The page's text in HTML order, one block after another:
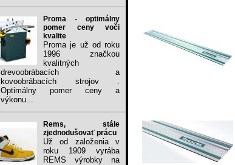
Proma - optimálny
pomer ceny voči
kvalite
Proma je už od roku
1996 značkou
kvalitných
drevoobrábacích a
kovoobrábacích strojov .
Optimálny pomer ceny a
výkonu...
Rems, stále
zjednodušovať prácu
Už od založenia v
roku 1909 vyrába
REMS výrobky na